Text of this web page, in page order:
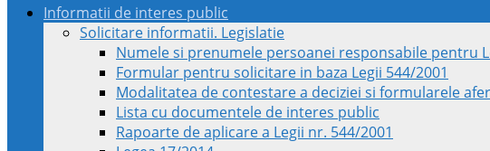
Informatii de interes public
Solicitare informatii. Legislatie
Numele si prenumele persoanei responsabile pentru
Formular pentru solicitare in baza Legii 544/2001
Modalitatea de contestare a deciziei si formularele
Lista cu documentele de interes public
Rapoarte de aplicare a Legii nr. 544/2001